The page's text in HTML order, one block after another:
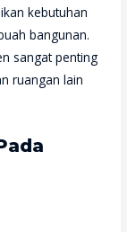
kebutuhan
bangunan.
sangat penting
ruangan lain